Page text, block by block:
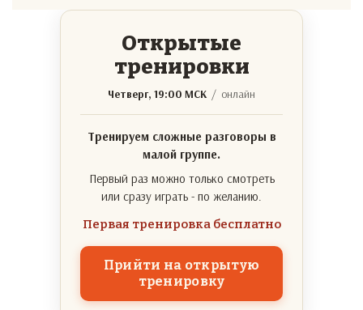
Открытые
тренировки
Четверг, 19:00 МСК / онлайн
Тренируем сложные разговоры в
малой группе.
Первый раз можно только смотреть
или сразу играть - по желанию.
Первая тренировка бесплатно
Прийти на открытую
тренировку